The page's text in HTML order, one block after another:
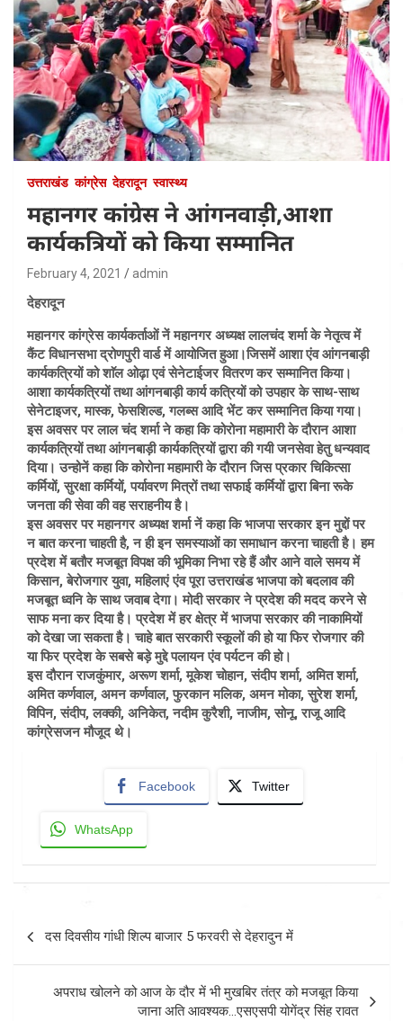
उत्तराखंड कांग्रेस देहरादून स्वास्थ्य
महानगर कांग्रेस ने आंगनवाड़ी,आशा
कार्यकत्रियों को किया सम्मानित
February 4, 2021 admin
देहरादून
महानगर कांग्रेस कार्यकर्ताओं नें महानगर अध्यक्ष लालचंद शर्मा के नेतृत्व में
कैंट विधानसभा द्रोणपुरी वार्ड में आयोजित हुआ।जिसमें आशा एंव आंगनबाड़ी
कार्यकत्रियों को शाॅल ओढ़ा एवं सेनेटाईजर वितरण कर सम्मानित किया।
आशा कार्यकत्रियों तथा आंगनबाड़ी कार्य कत्रियों को उपहार के साथ-साथ
सेनेटाइजर, मास्क, फेसशिल्ड, गलब्स आदि भेंट कर सम्मानित किया गया।
इस अवसर पर लाल चंद शर्मा ने कहा कि कोरोना महामारी के दौरान आशा
कार्यकत्रियों तथा आंगनबाड़ी कार्यकत्रियों द्वारा की गयी जनसेवा हेतु धन्यवाद
दिया। उन्होनें कहा कि कोरोना महामारी के दौरान जिस प्रकार चिकित्सा
कर्मियों, सुरक्षा कर्मियों, पर्यावरण मित्रों तथा सफाई कर्मियों द्वारा बिना रूके
जनता की सेवा की वह सराहनीय है।
इस अवसर पर महानगर अध्यक्ष शर्मा नें कहा कि भाजपा सरकार इन मुद्दों पर
न बात करना चाहती है, न ही इन समस्याओं का समाधान करना चाहती है। हम
प्रदेश में बतौर मजबूत विपक्ष की भूमिका निभा रहे हैं और आने वाले समय में
किसान, बेरोजगार युवा, महिलाएं एंव पूरा उत्तराखंड भाजपा को बदलाव की
मजबूत ध्वनि के साथ जवाब देगा। मोदी सरकार ने प्रदेश की मदद करने से
साफ मना कर दिया है। प्रदेश में हर क्षेत्र में भाजपा सरकार की नाकामियों
को देखा जा सकता है। चाहे बात सरकारी स्कूलों की हो या फिर रोजगार की
या फिर प्रदेश के सबसे बड़े मुद्दे पलायन एंव पर्यटन की हो।
इस दौरान राजकुंमार, अरूण शर्मा, मूकेश चोहान, संदीप शर्मा, अमित शर्मा,
अमित कर्णवाल, अमन कर्णवाल, फुरकान मलिक, अमन मोका, सुरेश शर्मा,
विपिन, संदीप, लक्की, अनिकेत, नदीम कुरैशी, नाजीम, सोनू, राजू आदि
कांग्रेसजन मौजूद थे।
Facebook Twitter
WhatsApp
navigation
दस दिवसीय गांधी शिल्प बाजार 5 फरवरी से देहरादुन में
अपराध खोलने को आज के दौर में भी मुखबिर तंत्र को मजबूत किया
जाना अति आवश्यक…एसएसपी योगेंद्र सिंह रावत